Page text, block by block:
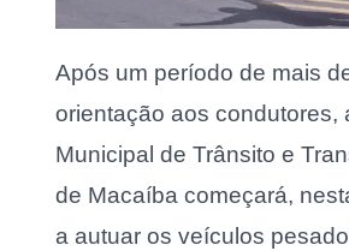
Após um período de mais
orientação aos condutores,
Municipal de Trânsito e
de Macaíba começará,
a autuar os veículos